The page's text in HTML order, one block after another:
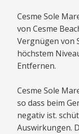
Cesme Sole
von Cesme
Vergnügen von
höchstem
Entfernen.
Cesme Sole
so dass beim
negativ ist.
Auswirkungen.